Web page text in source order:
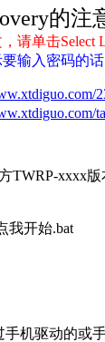
的注
请单击Select
输入密码的
xxxx版
我开始.bat
机驱动的或